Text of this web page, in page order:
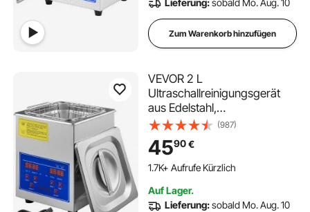
Zum Warenkorb hinzufügen
VEVOR 2 L
Ultraschallreinigungsgerät
aus Edelstahl,
Ultraschallreinigungsgerät
mit digitaler Heizung und
Timer, Schmuckreinigung für
den gewerblichen und
(987)
4590€
1.7K+ Aufrufe Kürzlich
Auf Lager.
Lieferung:sobald Mo. Aug. 10